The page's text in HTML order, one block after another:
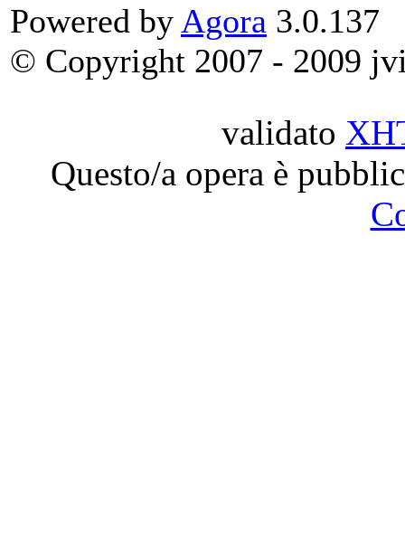
Powered by Agora 3.0.137
© Copyright 2007 - 2009
validato
Questo/a opera è